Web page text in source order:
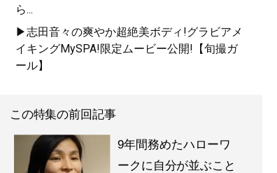
ら...
▶志田音々の爽やか超絶美ボディ!グラビアメ
イキングMySPA!限定ムービー公開!【旬撮ガ
ール】
この特集の前回記事
9年間務めたハローワ
ークに自分が並ぶこと